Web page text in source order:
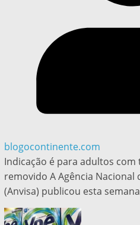
blogocontinente.com
Indicação é para adultos
removido A Agência Nacional
(Anvisa) publicou esta